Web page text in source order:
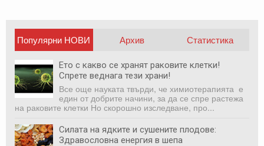
Популярни НОВИ
публикации
Архив Статистика
Ето с какво се хранят раковите клетки!
Спрете веднага тези храни!
Все още науката твърди, че химиотерапията е
един от добрите начини, за да се спре растежа
на раковите клетки Но скорошно изследване, про...
Силата на ядките и сушените плодове:
Здравословна енергия в шепа